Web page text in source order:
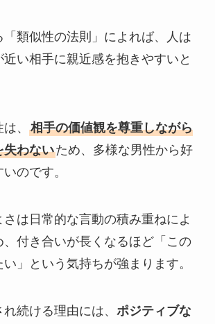
類似性の法則」によれば、人は
い相手に親近感を抱きやすいと
、 相手の価値観を尊重しながら
失わないため、多様な男性から好
のです。
さは日常的な言動の積み重ねによ
、付き合いが長くなるほど「この
」という気持ちが強まります。
続ける理由には、 ポジティブな